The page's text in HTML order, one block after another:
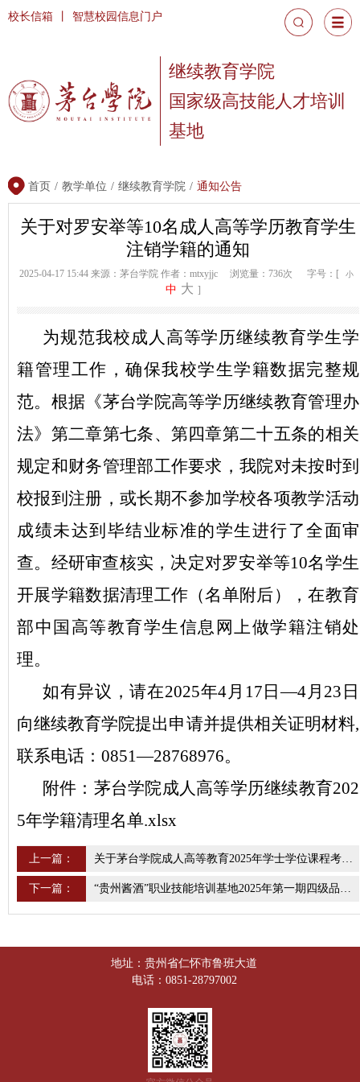
继续教育学院
国家级高技能人才培训
基地
校长信箱 智慧校园信息门户
首页 / 教学单位 / 继续教育学院 / 通知公告
关于对罗安举等10名成人高等学历教育学生
注销学籍的通知
2025-04-17 15:44 来源：茅台学院 作者：mtxyjjc 浏览量：736次 字号：[ 小
中 大 ]
为规范我校成人高等学历继续教育学生学
籍管理工作，确保我校学生学籍数据完整规
范。根据《茅台学院高等学历继续教育管理办
法》 第二章第七条、第四章第二十五条的相关
规定和财务管理部工作要求，我院对未按时到
校报到注册，或长期不参加学校各项教学活动
成绩未达到毕结业标准的学生进行了全面审
查。 经研审查核实 ， 决定对罗安举等10名学生
开展学籍数据清理工作（名单附后），在教育
部中国高等教育学生信息网上做学籍注销处
理。
如有异议，请在2025年4月17日—4月23日
向继续教育学院提出申请并提供相关证明材料,
联系电话：0851—28768976。
附件： 茅台学院成人高等学历继续教育202
5年学籍清理名单.xlsx
上一篇： 关于茅台学院成人高等教育2025年学士学位课程考试报名的通知
下一篇： “贵州酱酒”职业技能培训基地2025年第一期四级品酒师培训 招生简章
地址：贵州省仁怀市鲁班大道
电话：0851-28797002